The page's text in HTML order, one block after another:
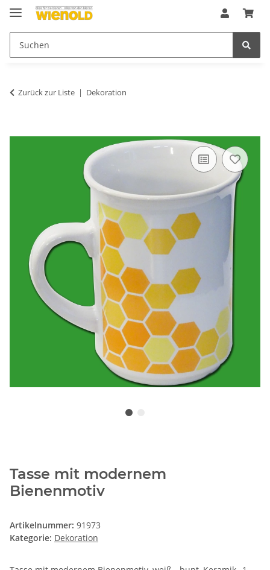
Zurück zur Liste Dekoration
Tasse mit modernem
Bienenmotiv
Artikelnummer: 91973
Kategorie: Dekoration